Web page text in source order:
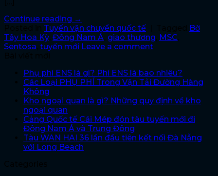
Continue reading →
Tuyến vận chuyển quốc tế
Bờ
Tây Hoa Kỳ Đông Nam Á giao thương MSC
Sentosa tuyến mới Leave a comment
Phụ phí ENS là gì? Phí ENS là bao nhiêu?
Các Loại PHỤ PHÍ Trong Vận Tải Đường Hàng
Không
Kho ngoại quan là gì? Những quy định về kho
ngoại quan
Cảng Quốc tế Cái Mép đón tàu tuyến mới đi
Đông Nam Á và Trung Đông
Tàu WAN HAI 36 lần đầu tiên kết nối Đà Nẵng
với Long Beach